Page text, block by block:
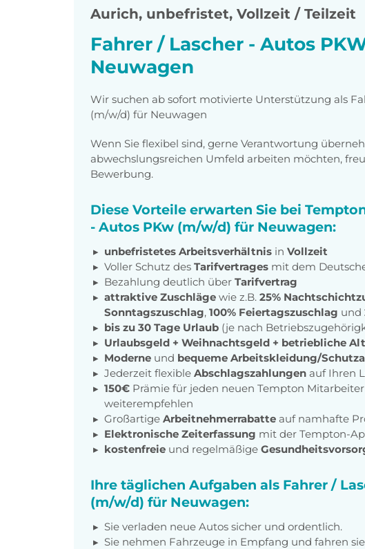
Aurich, unbefristet, Vollzeit / Teilzeit
Fahrer / Lascher - Autos
Neuwagen
Wir suchen ab sofort motivierte Unterstützung als
(m/w/d) für Neuwagen
Wenn Sie flexibel sind, gerne Verantwortung
abwechslungsreichen Umfeld arbeiten möchten,
Bewerbung.
Diese Vorteile erwarten Sie bei
- Autos PKw (m/w/d) für Neuwagen:
unbefristetes Arbeitsverhältnis in Vollzeit
Voller Schutz des Tarifvertrages mit dem
Bezahlung deutlich über Tarifvertrag
attraktive Zuschläge wie z.B. 25%
Sonntagszuschlag, 100% Feiertagszuschlag und
bis zu 30 Tage Urlaub (je nach
Urlaubsgeld + Weihnachtsgeld + betriebliche
Moderne und bequeme Arbeitskleidung/
Jederzeit flexible Abschlagszahlungen auf Ihren
150€ Prämie für jeden neuen Tempton
weiterempfehlen
Großartige Arbeitnehmerrabatte auf namhafte
Elektronische Zeiterfassung mit der Tempton-
kostenfreie und regelmäßige
Ihre täglichen Aufgaben als Fahrer /
(m/w/d) für Neuwagen:
Sie verladen neue Autos sicher und ordentlich.
Sie nehmen Fahrzeuge in Empfang und fahren